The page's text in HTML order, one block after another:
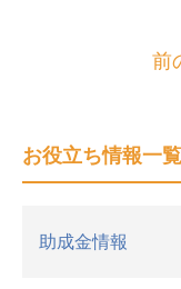
前
お役立ち情報一
助成金情報